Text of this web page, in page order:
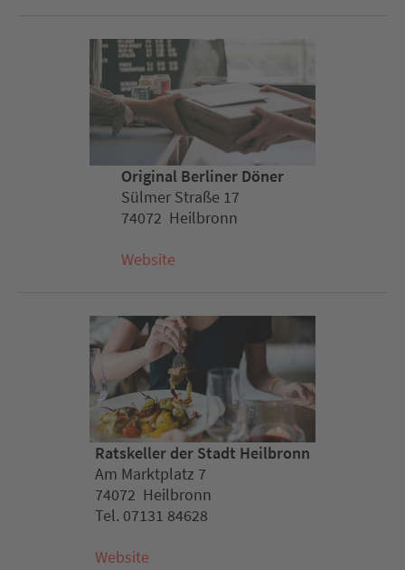
Original Berliner Döner
Sülmer Straße 17
74072 Heilbronn
Website
Ratskeller der Stadt Heilbronn
Am Marktplatz 7
74072 Heilbronn
Tel. 07131 84628
Website